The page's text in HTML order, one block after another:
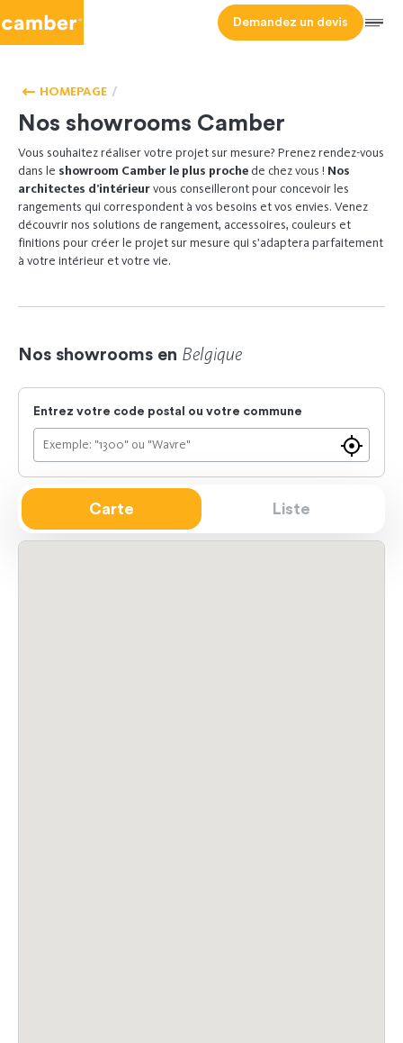
Demandez un devis Menu
HOMEPAGE
Nos showrooms Camber
Vous souhaitez réaliser votre projet sur mesure? Prenez rendez-vous
dans le showroom Camber le plus proche de chez vous ! Nos
architectes d’intérieurvous conseilleront pour concevoir les
rangements qui correspondent à vos besoins et vos envies. Venez
découvrir nos solutions de rangement, accessoires, couleurs et
finitions pour créer le projet sur mesure qui s’adaptera parfaitement
à votre intérieur et votre vie.
Nos showrooms en Belgique
Entrez votre code postal ou votre commune
Trouver
un
Carte Liste